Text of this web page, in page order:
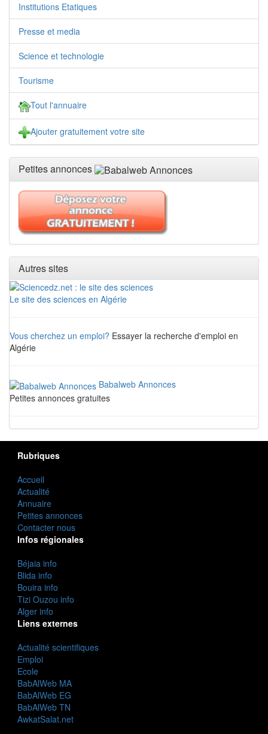
Institutions Etatiques
Presse et media
Science et technologie
Tourisme
Tout l'annuaire
Ajouter gratuitement votre site
Petites annonces
Autres sites
Le site des sciences en Algérie
Vous cherchez un emploi? Essayer la recherche d'emploi en
Algérie
Babalweb Annonces
Petites annonces gratuites
Rubriques
Accueil
Actualité
Annuaire
Petites annonces
Contacter nous
Infos régionales
Béjaia info
Blida info
Bouira info
Tizi Ouzou info
Alger info
Liens externes
Actualité scientifiques
Emploi
Ecole
BabAlWeb MA
BabAlWeb EG
BabAlWeb TN
AwkatSalat.net